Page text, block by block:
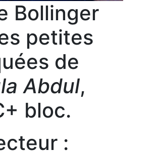
Bollinger
petites
de
Abdul,
bloc.
: